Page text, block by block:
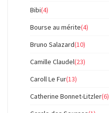
Bibi(4)
Bourse au mérite(4)
Bruno Salazard(10)
Camille Claudel(23)
Caroll Le Fur(13)
Catherine Bonnet-Litzler(6)